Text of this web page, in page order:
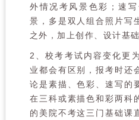
外情况考风景色彩；速
景，多是双人组合照片写
之外，加上创作、设计基
2、校考考试内容变化更
业都会有区别，报考时还
论是素描、色彩、速写的
在三科或素描色和彩两科
的美院不考这三门基础课